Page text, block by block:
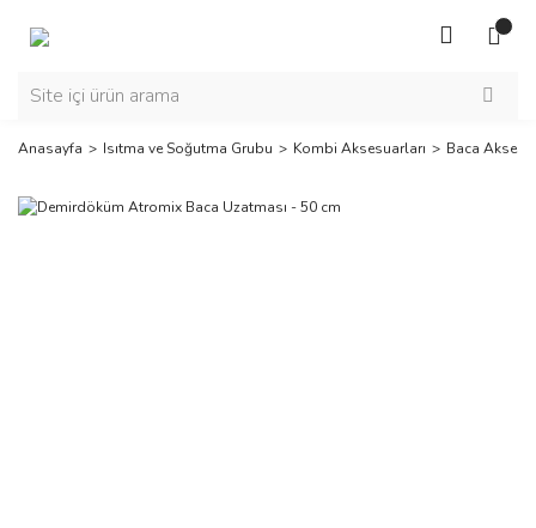
Anasayfa Isıtma ve Soğutma Grubu Kombi Aksesuarları Baca